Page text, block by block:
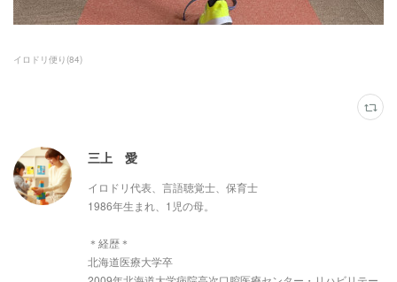
イロドリ便り (84)
三上 愛
イロドリ代表、言語聴覚士、保育士
1986年生まれ、1児の母。
＊経歴＊
北海道医療大学卒